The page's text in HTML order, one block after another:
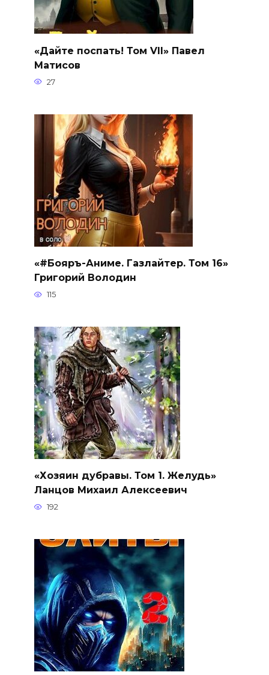
«Дайте поспать! Том VII» Павел
Матисов
27
«#Бояръ-Аниме. Газлайтер. Том 16»
Григорий Володин
115
«Хозяин дубравы. Том 1. Желудь»
Ланцов Михаил Алексеевич
192